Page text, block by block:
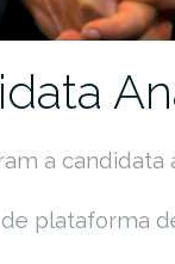
a candidata
plataforma